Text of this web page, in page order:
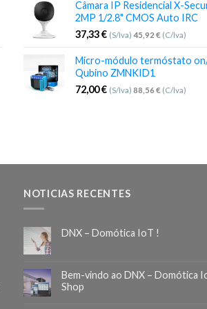
Câmara IP Residencial X-
2MP 1/2.8" CMOS Auto IRC
37,33€ (S/Iva) 45,92 € (C/Iva)
Micro-módulo termóstato
Qubino ZMNKID1
72,00€ (S/Iva) 88,56 € (C/Iva)
NOTICIAS RECENTES
DNX – Domótica IoT !
Bem-vindo ao DNX – Domótica
Shop